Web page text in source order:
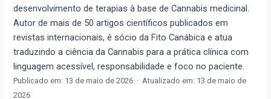
desenvolvimento de terapias à base de Cannabis medicinal.
Autor de mais de 50 artigos científicos publicados em
revistas internacionais, é sócio da Fito Canábica e atua
traduzindo a ciência da Cannabis para a prática clínica com
linguagem acessível, responsabilidade e foco no paciente.
Publicado em: 13 de maio de 2026 · Atualizado em: 13 de maio de
2026